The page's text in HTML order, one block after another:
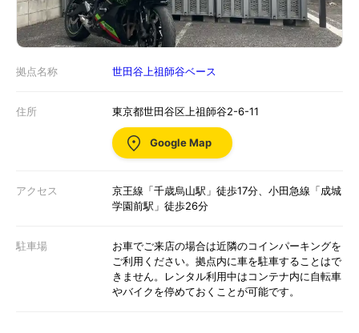
拠点名称 世田谷上祖師谷ベース
住所 東京都世田谷区上祖師谷2-6-11
Google Map
アクセス
京王線「千歳烏山駅」徒歩17分、小田急線「成城
学園前駅」徒歩26分
駐車場
お車でご来店の場合は近隣のコインパーキングを
ご利用ください。拠点内に車を駐車することはで
きません。レンタル利用中はコンテナ内に自転車
やバイクを停めておくことが可能です。